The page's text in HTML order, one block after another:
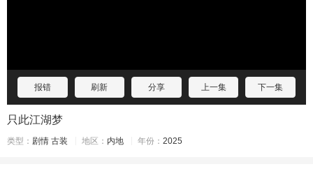
报错 刷新 分享 上一集 下一集
只此江湖梦
类型： 剧情 古装 地区： 内地 年份： 2025